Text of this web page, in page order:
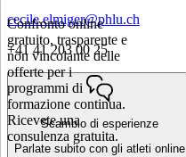
cecile.elmiger@phlu.ch
+41 41 203 00 25
Scambio di esperienze
Parlate subito con gli atleti online
Confronto online
gratuito, trasparente e
non vincolante delle
offerte per i
programmi di
formazione continua.
Ricevete una
consulenza gratuita.